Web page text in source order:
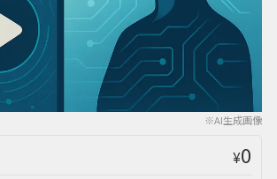
※AI生成画像
¥0